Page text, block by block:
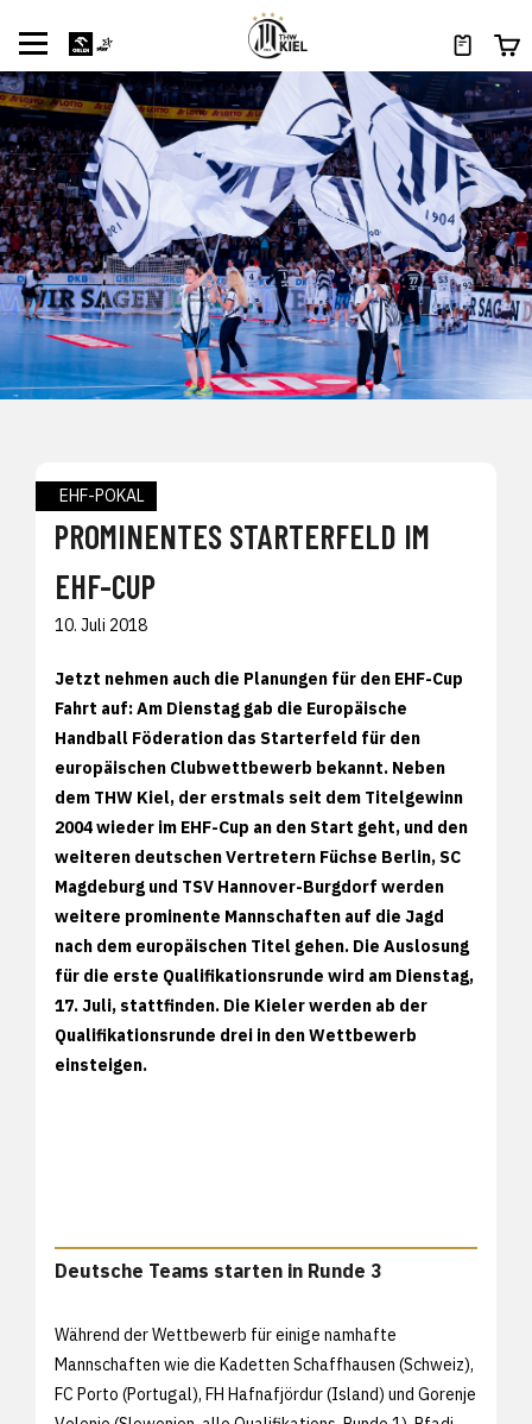
EHF-POKAL
PROMINENTES STARTERFELD IM
EHF-CUP
10. Juli 2018
Jetzt nehmen auch die Planungen für den EHF-Cup
Fahrt auf: Am Dienstag gab die Europäische
Handball Föderation das Starterfeld für den
europäischen Clubwettbewerb bekannt. Neben
dem THW Kiel, der erstmals seit dem Titelgewinn
2004 wieder im EHF-Cup an den Start geht, und den
weiteren deutschen Vertretern Füchse Berlin, SC
Magdeburg und TSV Hannover-Burgdorf werden
weitere prominente Mannschaften auf die Jagd
nach dem europäischen Titel gehen. Die Auslosung
für die erste Qualifikationsrunde wird am Dienstag,
17. Juli, stattfinden. Die Kieler werden ab der
Qualifikationsrunde drei in den Wettbewerb
einsteigen.
Deutsche Teams starten in Runde 3
Während der Wettbewerb für einige namhafte
Mannschaften wie die Kadetten Schaffhausen (Schweiz),
FC Porto (Portugal), FH Hafnafjördur (Island) und Gorenje